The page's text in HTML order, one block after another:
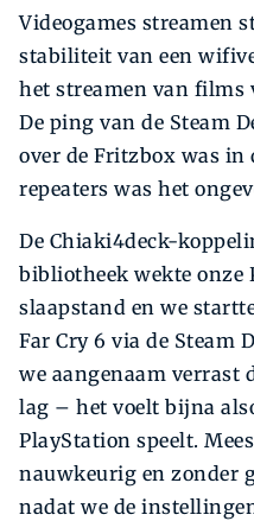
Videogames streamen
stabiliteit van een
het streamen van films
De ping van de Steam
over de Fritzbox was in
repeaters was het
De Chiaki4deck-
bibliotheek wekte onze
slaapstand en we
Far Cry 6 via de Steam
we aangenaam verrast
lag – het voelt bijna
PlayStation speelt.
nauwkeurig en zonder
nadat we de